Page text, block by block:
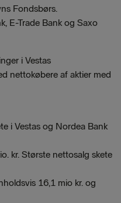
Fondsbørs.
E-Trade Bank og Saxo
i Vestas
nettokøbere af aktier med
i Vestas og Nordea Bank
kr. Største nettosalg skete
16,1 mio kr. og